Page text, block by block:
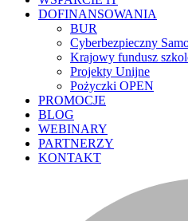
DOFINANSOWANIA
BUR
Cyberbezpieczny
Krajowy fundusz
Projekty Unijne
Pożyczki OPEN
PROMOCJE
BLOG
WEBINARY
PARTNERZY
KONTAKT